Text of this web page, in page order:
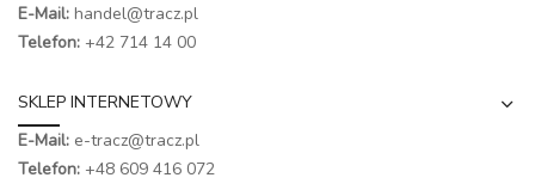
E-Mail: handel@tracz.pl
Telefon: +42 714 14 00
SKLEP INTERNETOWY
E-Mail: e-tracz@tracz.pl
Telefon: +48 609 416 072